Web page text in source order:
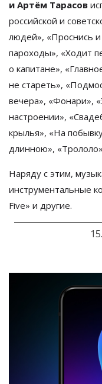
и Артём Тарасов
российской и
людей», «Проснись и
пароходы», «Ходит
о капитане», «
не стареть», «
вечера», «Фонари», «
настроении», «
крылья», «На
длинною», «Трололо»
Наряду с этим,
инструментальные
Five» и другие.